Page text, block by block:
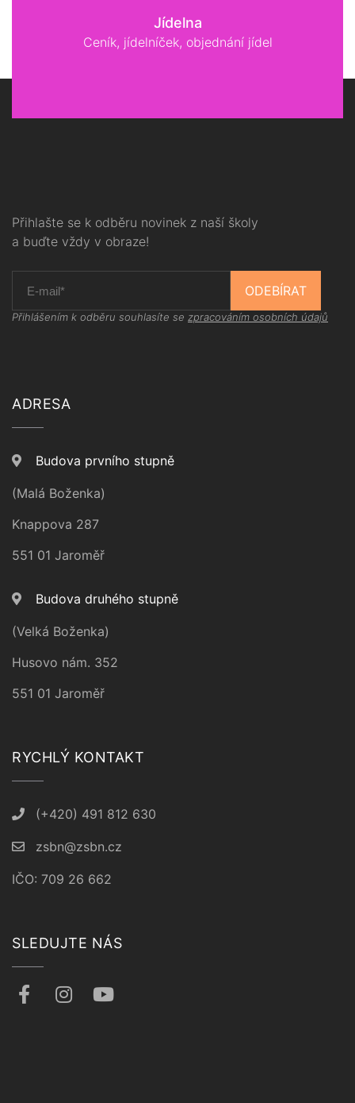
Jídelna
Ceník, jídelníček, objednání jídel
Přihlašte se k odběru novinek z naší školy
a buďte vždy v obraze!
ODEBÍRAT
Přihlášením k odběru souhlasíte se zpracováním osobních údajů
ADRESA
Budova prvního stupně
(Malá Boženka)
Knappova 287
551 01 Jaroměř
Budova druhého stupně
(Velká Boženka)
Husovo nám. 352
551 01 Jaroměř
RYCHLÝ KONTAKT
(+420) 491 812 630
zsbn@zsbn.cz
IČO: 709 26 662
SLEDUJTE NÁS